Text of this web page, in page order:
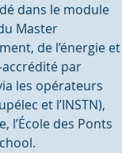
dans le module
Master
de l’énergie et
accrédité par
les opérateurs
et l’INSTN),
l’École des Ponts